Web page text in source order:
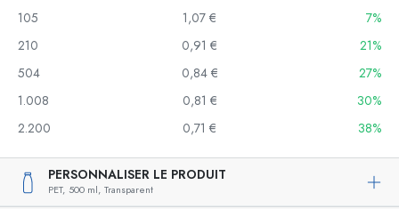
105
1,07 €
7%
210
0,91 €
21%
504
0,84 €
27%
1.008
0,81 €
30%
2.200
0,71 € 38%
PERSONNALISER LE PRODUIT
PET, 500 ml, Transparent